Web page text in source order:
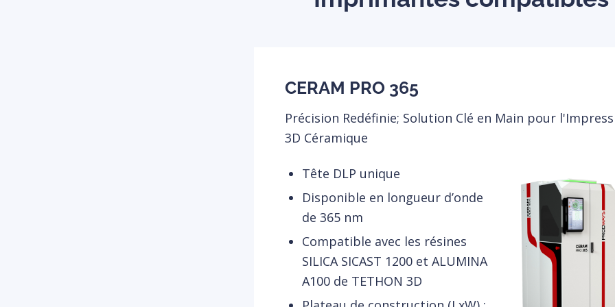
CERAM PRO 365
Précision Redéfinie; Solution Clé en Main pour
3D Céramique
Tête DLP unique
Disponible en longueur d’onde
de 365 nm
Compatible avec les résines
SILICA SICAST 1200 et ALUMINA
A100 de TETHON 3D